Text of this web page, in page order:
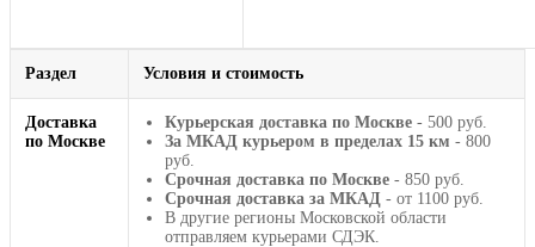
Раздел Условия и стоимость
Доставка
по Москве
Курьерская доставка по Москве - 500 руб.
За МКАД курьером в пределах 15 км - 800
руб.
Срочная доставка по Москве - 850 руб.
Срочная доставка за МКАД - от 1100 руб.
В другие регионы Московской области
отправляем курьерами СДЭК.